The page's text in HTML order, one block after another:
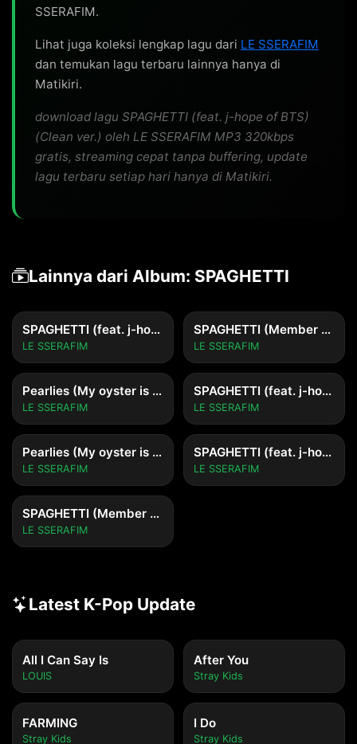
SSERAFIM.
Lihat juga koleksi lengkap lagu dari LE SSERAFIM
dan temukan lagu terbaru lainnya hanya di
Matikiri.
download lagu SPAGHETTI (feat. j-hope of BTS)
(Clean ver.) oleh LE SSERAFIM MP3 320kbps
gratis, streaming cepat tanpa buffering, update
lagu terbaru setiap hari hanya di Matikiri.
Lainnya dari Album: SPAGHETTI
SPAGHETTI (feat. j-hope of BTS) (English ver.) (Clean ver.)
LE SSERAFIM
SPAGHETTI (Member ver.) (Clean ver.)
LE SSERAFIM
Pearlies (My oyster is the world) (Clean ver.)
LE SSERAFIM
SPAGHETTI (feat. j-hope of BTS) (English ver.)
LE SSERAFIM
Pearlies (My oyster is the world)
LE SSERAFIM
SPAGHETTI (feat. j-hope of BTS)
LE SSERAFIM
SPAGHETTI (Member ver.)
LE SSERAFIM
Latest K-Pop Update
All I Can Say Is
LOUIS
After You
Stray Kids
FARMING
Stray Kids
I Do
Stray Kids